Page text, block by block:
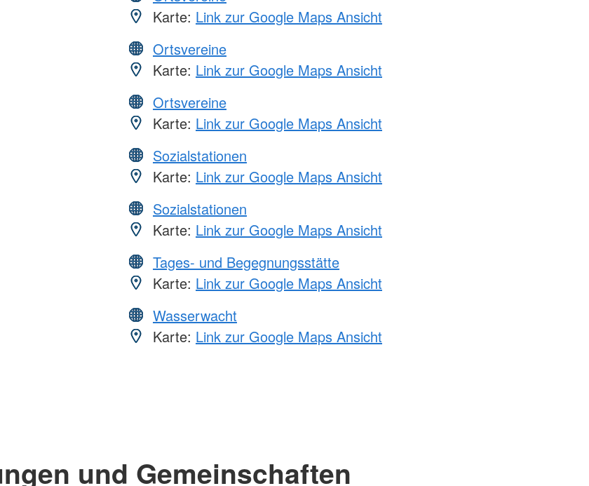
Karte: Link zur Google Maps Ansicht
Ortsvereine
Karte: Link zur Google Maps Ansicht
Ortsvereine
Karte: Link zur Google Maps Ansicht
Sozialstationen
Karte: Link zur Google Maps Ansicht
Sozialstationen
Karte: Link zur Google Maps Ansicht
Tages- und Begegnungsstätte
Karte: Link zur Google Maps Ansicht
Wasserwacht
Karte: Link zur Google Maps Ansicht
und Gemeinschaften